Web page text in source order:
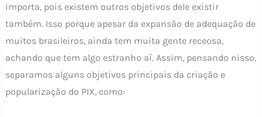
importa, pois existem outros objetivos dele existir
também. Isso porque apesar da expansão de adequação de
muitos brasileiros, ainda tem muita gente receosa,
achando que tem algo estranho aí. Assim, pensando nisso,
separamos alguns objetivos principais da criação e
popularização do PIX, como: